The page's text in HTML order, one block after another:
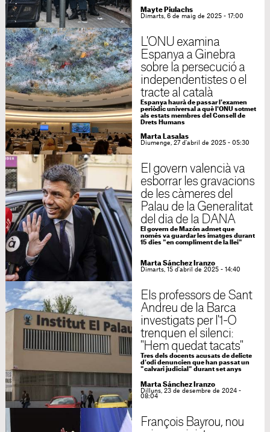
Mayte Piulachs
Dimarts, 6 de maig de 2025 - 17:00
L'ONU examina
Espanya a Ginebra
sobre la persecució a
independentistes o el
tracte al català
Espanya haurà de passar l'examen
periòdic universal a què l'ONU sotmet
als estats membres del Consell de
Drets Humans
Marta Lasalas
Diumenge, 27 d'abril de 2025 - 05:30
El govern valencià va
esborrar les gravacions
de les càmeres del
Palau de la Generalitat
del dia de la DANA
El govern de Mazón admet que
només va guardar les imatges durant
15 dies "en compliment de la llei"
Marta Sánchez Iranzo
Dimarts, 15 d'abril de 2025 - 14:40
Els professors de Sant
Andreu de la Barca
investigats per l'1-O
trenquen el silenci:
"Hem quedat tacats"
Tres dels docents acusats de delicte
d'odi denuncien que han passat un
"calvari judicial" durant set anys
Marta Sánchez Iranzo
Dilluns, 23 de desembre de 2024 -
08:04
François Bayrou, nou